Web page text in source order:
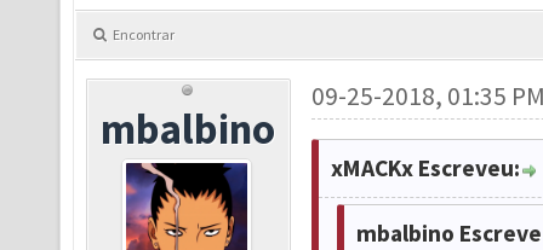
Encontrar
mbalbino
09-25-2018, 01:35
xMACKx Escreveu:
mbalbino